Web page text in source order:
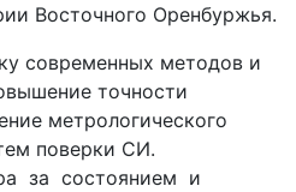
Восточного Оренбуржья.
современных методов и
точности
метрологического
поверки СИ.
за состоянием и